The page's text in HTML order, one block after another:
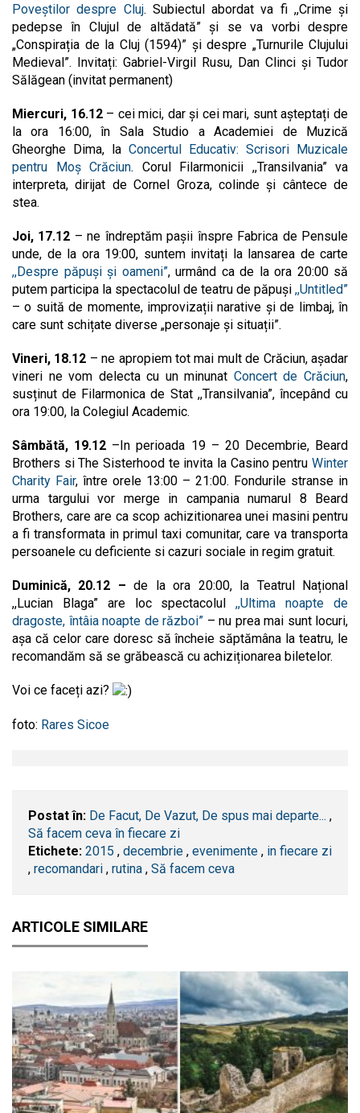
Poveștilor despre Cluj. Subiectul abordat va fi ,,Crime și
pedepse în Clujul de altădată” și se va vorbi despre
„Conspirația de la Cluj (1594)” și despre „Turnurile Clujului
Medieval”. Invitați: Gabriel-Virgil Rusu, Dan Clinci și Tudor
Sălăgean (invitat permanent)
Miercuri, 16.12– cei mici, dar și cei mari, sunt așteptați de
la ora 16:00, în Sala Studio a Academiei de Muzică
Gheorghe Dima, la Concertul Educativ: Scrisori Muzicale
pentru Moș Crăciun. Corul Filarmonicii ,,Transilvania” va
interpreta, dirijat de Cornel Groza, colinde și cântece de
stea.
Joi, 17.12 – ne îndreptăm pașii înspre Fabrica de Pensule
unde, de la ora 19:00, suntem invitați la lansarea de carte
,,Despre păpuși și oameni”, urmând ca de la ora 20:00 să
putem participa la spectacolul de teatru de păpuși ,,Untitled”
– o suită de momente, improvizații narative și de limbaj, în
care sunt schițate diverse „personaje și situații”.
Vineri, 18.12 – ne apropiem tot mai mult de Crăciun, așadar
vineri ne vom delecta cu un minunat Concert de Crăciun,
susținut de Filarmonica de Stat ,,Transilvania”, începând cu
ora 19:00, la Colegiul Academic.
Sâmbătă, 19.12 –In perioada 19 – 20 Decembrie, Beard
Brothers si The Sisterhood te invita la Casino pentru Winter
Charity Fair, între orele 13:00 – 21:00. Fondurile stranse in
urma targului vor merge in campania numarul 8 Beard
Brothers, care are ca scop achizitionarea unei masini pentru
a fi transformata in primul taxi comunitar, care va transporta
persoanele cu deficiente si cazuri sociale in regim gratuit.
Duminică, 20.12 –de la ora 20:00, la Teatrul Național
,,Lucian Blaga” are loc spectacolul,,Ultima noapte de
dragoste, întâia noapte de război” – nu prea mai sunt locuri,
așa că celor care doresc să încheie săptămâna la teatru, le
recomandăm să se grăbească cu achiziționarea biletelor.
Voi ce faceți azi?
foto: Rares Sicoe
Postat în: De Facut, De Vazut, De spus mai departe... ,
Să facem ceva în fiecare zi
Etichete: 2015 , decembrie , evenimente , in fiecare zi
, recomandari , rutina , Să facem ceva
ARTICOLE SIMILARE